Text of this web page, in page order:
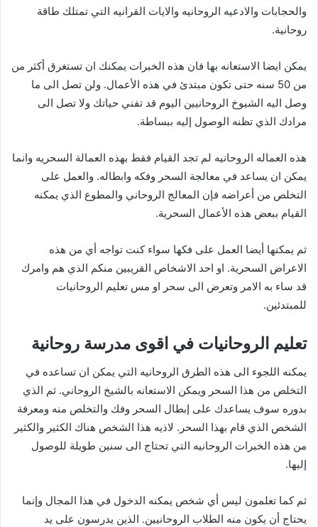
والحجابات والادعيه الروحانيه والايات القرانيه التي تمتلك طاقة
روحانية.
يمكن ايضا الاستعانه بها فان هذه الخبرات يمكنك ان تستغرق أكثر من
من 50 سنه حتى تكون مبتدئ في هذه الأعمال. ولن تصل الى ما
وصل اليه الشيوخ الروحانيين اليوم قد تفني حياتك ولا تصل الى
مرادك الذي تظنه الوصول إليه ببساطة.
هذه العماله الروحانيه لم تجد القيام فقط بهذه العمالة السحريه وانما
يمكن ان يساعد في معالجة السحر وفكه وابطاله. والعمل على
التخلص من أعراضه فإن المعالج الروحاني والمطوع الذي يمكنه
القيام ببعض هذه الأعمال السحرية.
ثم يمكنها أيضا العمل على فكها سواء كنت تواجه أي من هذه
الاعراض السحرية. او احد الاشخاص القريبين منكم الذي هم وامرك
قد ساء به الامر وتعرض الى سحر او مس تعليم الروحانيات
للمبتدئين.
تعليم الروحانيات في اقوى مدرسة روحانية
يمكنه اللجوء الى هذه الطرق الروحانيه التي يمكن ان تساعده في
التخلص من هذا السحر ويمكن الاستعانه بالشيخ الروحاني. ثم الذي
بدوره سوف يساعدك على إبطال السحر وفك والتخلص منه ومعرفة
الشخص الذي قام بهذا السحر. لاذيه هذا الشخص هناك الكثير والكثير
من هذه الخبرات الروحانيه التي تحتاج الى سنين طويلة للوصول
إليها.
ثم كما تعلمون ليس أي شخص يمكنه الدخول في هذا المجال وإنما
يحتاج أن يكون منه الطلاب الروحانيين. الذين يدرسون على يد